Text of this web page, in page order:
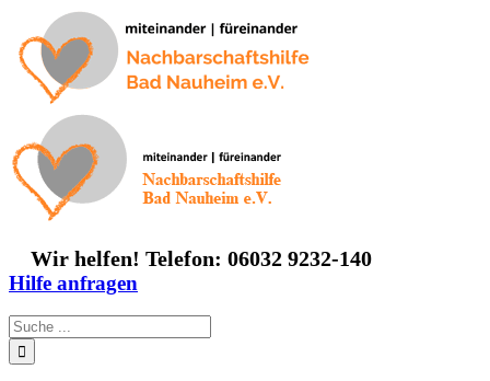
Inhalt
springen
Wir helfen! Telefon: 06032 9232-140
Hilfe anfragen
Suche
nach: